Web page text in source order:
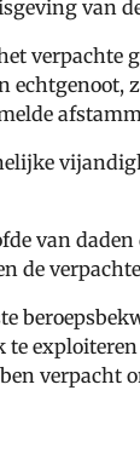
van
van
de